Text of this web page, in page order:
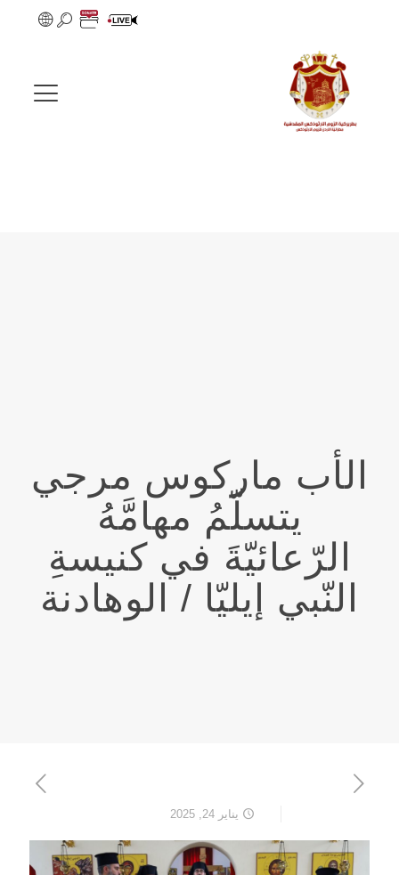
الأب ماركوس مرجي
يتسلّمُ مهامَّهُ
الرّعائيّةَ في كنيسةِ
النّبي إيليّا / الوهادنة
يناير 24, 2025